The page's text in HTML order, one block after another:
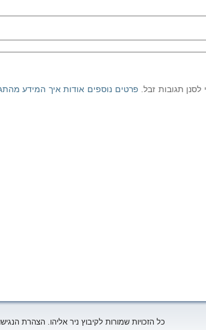
פרטים נוספים אודות איך המידע
כל הזכויות שמורות לקיבוץ ניר אליהו. הצהרת